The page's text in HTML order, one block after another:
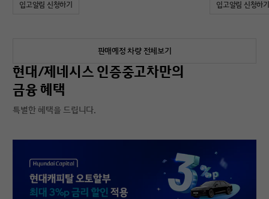
입고알림 신청하기 입고알림 신청하기
판매예정 차량 전체보기
현대/제네시스 인증중고차만의
금융 혜택
특별한 혜택을 드립니다.